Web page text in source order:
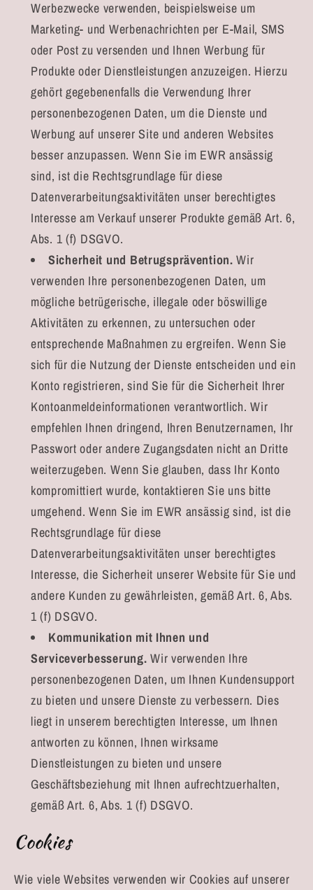
Werbezwecke verwenden, beispielsweise um
Marketing- und Werbenachrichten per E-Mail, SMS
oder Post zu versenden und Ihnen Werbung für
Produkte oder Dienstleistungen anzuzeigen. Hierzu
gehört gegebenenfalls die Verwendung Ihrer
personenbezogenen Daten, um die Dienste und
Werbung auf unserer Site und anderen Websites
besser anzupassen. Wenn Sie im EWR ansässig
sind, ist die Rechtsgrundlage für diese
Datenverarbeitungsaktivitäten unser berechtigtes
Interesse am Verkauf unserer Produkte gemäß Art. 6,
Abs. 1 (f) DSGVO.
Sicherheit und Betrugsprävention. Wir
verwenden Ihre personenbezogenen Daten, um
mögliche betrügerische, illegale oder böswillige
Aktivitäten zu erkennen, zu untersuchen oder
entsprechende Maßnahmen zu ergreifen. Wenn Sie
sich für die Nutzung der Dienste entscheiden und ein
Konto registrieren, sind Sie für die Sicherheit Ihrer
Kontoanmeldeinformationen verantwortlich. Wir
empfehlen Ihnen dringend, Ihren Benutzernamen, Ihr
Passwort oder andere Zugangsdaten nicht an Dritte
weiterzugeben. Wenn Sie glauben, dass Ihr Konto
kompromittiert wurde, kontaktieren Sie uns bitte
umgehend. Wenn Sie im EWR ansässig sind, ist die
Rechtsgrundlage für diese
Datenverarbeitungsaktivitäten unser berechtigtes
Interesse, die Sicherheit unserer Website für Sie und
andere Kunden zu gewährleisten, gemäß Art. 6, Abs.
1 (f) DSGVO.
Kommunikation mit Ihnen und
Serviceverbesserung. Wir verwenden Ihre
personenbezogenen Daten, um Ihnen Kundensupport
zu bieten und unsere Dienste zu verbessern. Dies
liegt in unserem berechtigten Interesse, um Ihnen
antworten zu können, Ihnen wirksame
Dienstleistungen zu bieten und unsere
Geschäftsbeziehung mit Ihnen aufrechtzuerhalten,
gemäß Art. 6, Abs. 1 (f) DSGVO.
Cookies
Wie viele Websites verwenden wir Cookies auf unserer